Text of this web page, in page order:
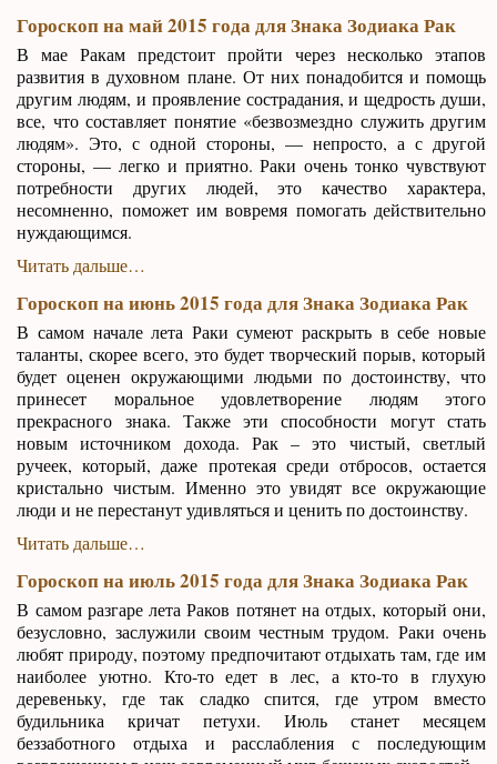
Гороскоп на май 2015 года для Знака Зодиака Рак
В мае Ракам предстоит пройти через несколько этапов
развития в духовном плане. От них понадобится и помощь
другим людям, и проявление сострадания, и щедрость души,
все, что составляет понятие «безвозмездно служить другим
людям». Это, с одной стороны, — непросто, а с другой
стороны, — легко и приятно. Раки очень тонко чувствуют
потребности других людей, это качество характера,
несомненно, поможет им вовремя помогать действительно
нуждающимся.
Читать дальше…
Гороскоп на июнь 2015 года для Знака Зодиака Рак
В самом начале лета Раки сумеют раскрыть в себе новые
таланты, скорее всего, это будет творческий порыв, который
будет оценен окружающими людьми по достоинству, что
принесет моральное удовлетворение людям этого
прекрасного знака. Также эти способности могут стать
новым источником дохода. Рак – это чистый, светлый
ручеек, который, даже протекая среди отбросов, остается
кристально чистым. Именно это увидят все окружающие
люди и не перестанут удивляться и ценить по достоинству.
Читать дальше…
Гороскоп на июль 2015 года для Знака Зодиака Рак
В самом разгаре лета Раков потянет на отдых, который они,
безусловно, заслужили своим честным трудом. Раки очень
любят природу, поэтому предпочитают отдыхать там, где им
наиболее уютно. Кто-то едет в лес, а кто-то в глухую
деревеньку, где так сладко спится, где утром вместо
будильника кричат петухи. Июль станет месяцем
беззаботного отдыха и расслабления с последующим